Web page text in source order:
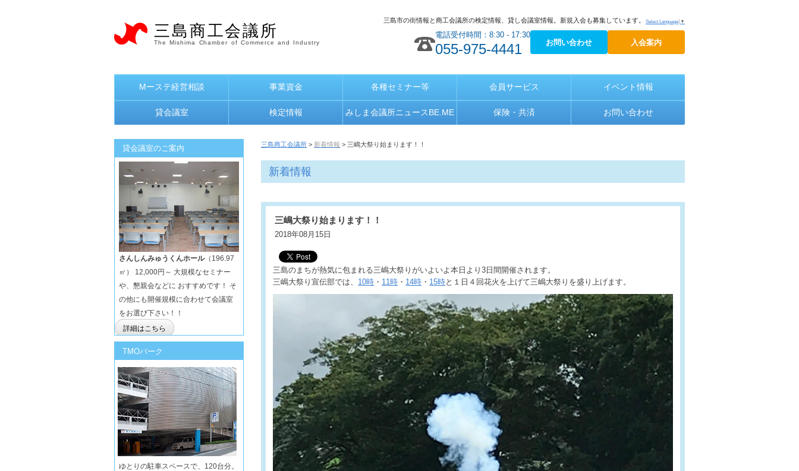
三島商工会議所
The Mishima Chamber of Commerce and Industry
Select Language ▼
三島市の街情報と商工会議所の検定情報、貸し会議室情報。新規入会も募集しています。
電話受付時間：8:30 - 17:30
055-975-4441 お問い合わせ 入会案内
Mーステ経営相談 事業資金 各種セミナー等 会員サービス イベント情報
貸会議室 検定情報 みしま会議所ニュースBE.ME 保険・共済 お問い合わせ
三島商工会議所 > 新着情報 > 三嶋大祭り始まります！！
新着情報
三嶋大祭り始まります！！
2018年08月15日
三島のまちが熱気に包まれる三嶋大祭りがいよいよ本日より3日間開催されます。
三嶋大祭り宣伝部では、 10時 ・ 11時 ・ 14時 ・ 15時と１日４回花火を上げて三嶋大祭りを盛り上げます。
貸会議室のご案内
さんしんみゅうくんホール（196.97
㎡） 12,000円～ 大規模なセミナー
や、懇親会などに おすすめです！ そ
の他にも開催規模に合わせて会議室
をお選び下さい！！
詳細はこちら
TMOパーク
ゆとりの駐車スペースで、120台分。